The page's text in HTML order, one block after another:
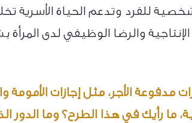
للفرد وتدعم الحياة
الإنتاجية والرضا الوظيفي لدى
الأجر، مثل إجازات الأمومة
ما رأيك في هذا الطرح؟ وما